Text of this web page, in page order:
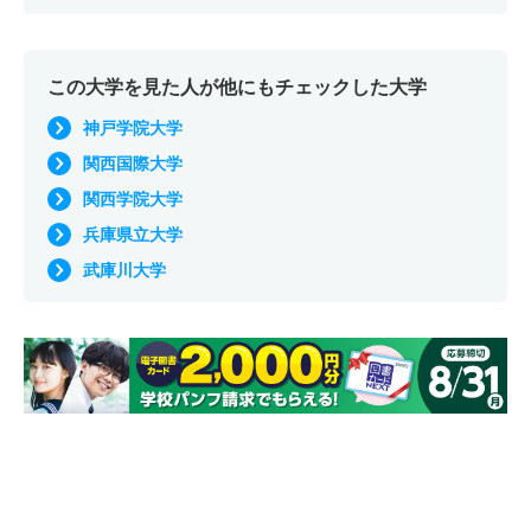
この大学を見た人が他にもチェックした大学
神戸学院大学
関西国際大学
関西学院大学
兵庫県立大学
武庫川大学